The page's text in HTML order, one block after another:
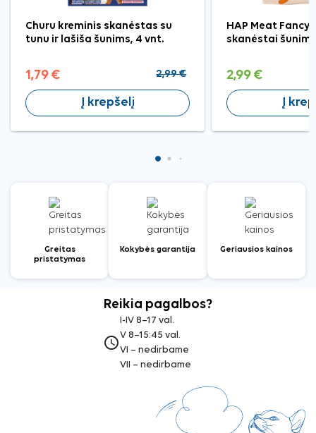
Churu kreminis skanėstas su
tunu ir lašiša šunims, 4 vnt.
1,79 € 2,99 €
Į krepšelį
HAP Meat Fancy
skanėstai
2,99 €
Į
Greitas
pristatymas
Kokybės garantija Geriausios kainos
Reikia pagalbos?
access_time
I-IV 8–17 val.
V 8–15:45 val.
VI – nedirbame
VII – nedirbame